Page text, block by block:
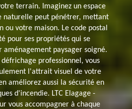
terrain. Imaginez un espace
naturelle peut pénétrer, mettant
ou votre maison. Le code postal
pour ses propriétés qui se
paysager soigné.
professionnel, vous
l'attrait visuel de votre
améliorez aussi la sécurité en
d'incendie. LTC Elagage -
vous accompagner à chaque